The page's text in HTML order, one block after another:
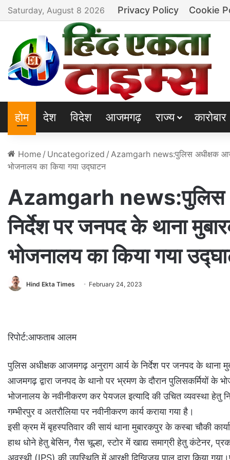
Saturday, August 8 2026 Privacy Policy Cookie
होम देश विदेश आजमगढ़ राज्य कारोबार
Home / Uncategorized / Azamgarh news:पुलिस अधीक्षक
भोजनालय का किया गया उद्घाटन
Azamgarh news:पुलिस
निर्देश पर जनपद के थाना
भोजनालय का किया गया
Hind Ekta Times February 24, 2023
रिपोर्ट:आफताब आलम
पुलिस अधीक्षक आजमगढ़ अनुराग आर्य के निर्देश पर जनपद के थाना
आजमगढ़ द्वारा जनपद के थानो पर भ्रमण के दौरान पुलिसकर्मियों के
भोजनालय के नवीनीकरण कर पेयजल इत्यादि की उचित व्यवस्था हेतु
गम्भीरपुर व अतरौलिया पर नवीनीकरण कार्य कराया गया है।
इसी क्रम में बृहस्पतिवार की सायं थाना मुबारकपुर के कस्बा चौकी
हाथ धोने हेतु बेसिन, गैस चूल्हा, स्टोर में खाद्य समाग्री हेतु कंटेनर,
अवस्थी (IPS) की उपस्थिति में आरक्षी दिग्विजय पाल द्वारा किया